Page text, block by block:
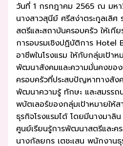
วันที่ 1 กรกฎาคม 2565 ณ มห
นางสาวสุนีย์ ศรีสง่าตระกูลเลิ
สตรีและสถาบันครอบครัว ให้เกีย
การอบรมเชิงปฏิบัติการ Hotel
อาชีพในโรงแรม ให้กับกลุ่มเป้า
พัฒนาสังคมและความมั่นคงขอ
ครอบครัวที่ประสบปัญหาทางสัง
พัฒนาความรู้ ทักษะ และสมรรถน
พบัตเลอร์ของกลุ่มเป้าหมายให้ส
ธุรกิจโรงแรมได้ โดยมีนางมา
ศูนย์เรียนรู้การพัฒนาสตรีและค
นางกัลยกร เตชะเสน พนักงาน